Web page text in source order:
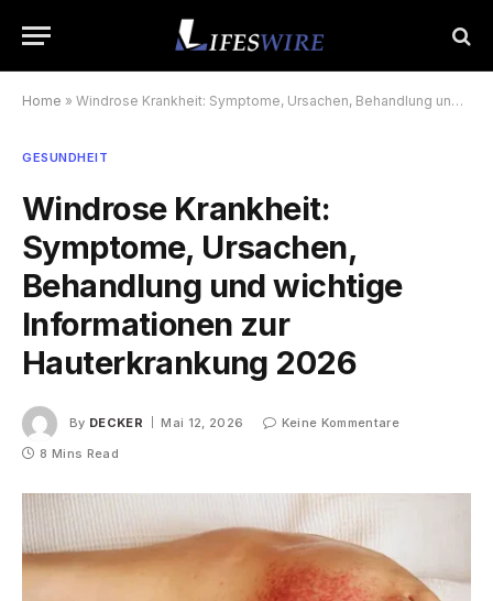
Home » Windrose Krankheit: Symptome, Ursachen, Behandlung und wichtige Informationen zur Hauterkrankung 2026
GESUNDHEIT
Windrose Krankheit:
Symptome, Ursachen,
Behandlung und wichtige
Informationen zur
Hauterkrankung 2026
By DECKER Mai 12, 2026
Keine Kommentare
8 Mins Read